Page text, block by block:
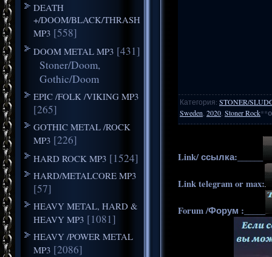
DEATH
+/DOOM/BLACK/THRASH
MP3 [558]
DOOM METAL MP3 [431]
Stoner/Doom,
Gothic/Doom
EPIC /FOLK /VIKING MP3
[265]
GOTHIC METAL /ROCK
MP3 [226]
HARD ROCK MP3 [1524]
HARD/METALCORE MP3
[57]
HEAVY METAL, HARD &
HEAVY MP3 [1081]
HEAVY /POWER METAL
MP3 [2086]
Категория: STONER/
Sweden 2020 Stoner Rock**
Link/ ссылка:______
Link telegram or max:
Forum /Форум :_____